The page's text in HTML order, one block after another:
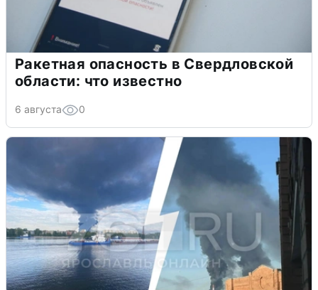
Ракетная опасность в Свердловской
области: что известно
6 августа 0